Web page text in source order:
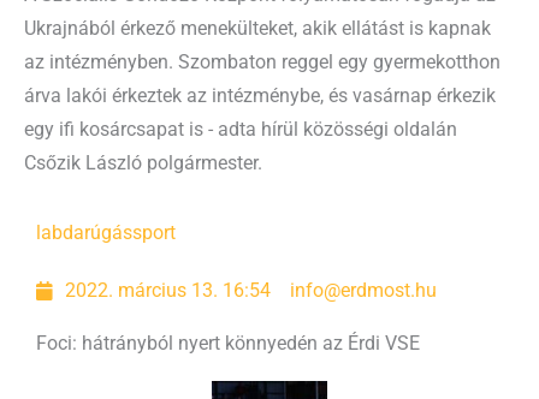
Ukrajnából érkező menekülteket, akik ellátást is kapnak
az intézményben. Szombaton reggel egy gyermekotthon
árva lakói érkeztek az intézménybe, és vasárnap érkezik
egy ifi kosárcsapat is - adta hírül közösségi oldalán
Csőzik László polgármester.
labdarúgássport
2022. március 13. 16:54 info@erdmost.hu
Foci: hátrányból nyert könnyedén az Érdi VSE